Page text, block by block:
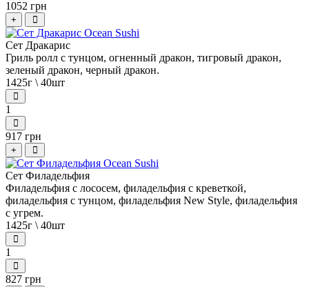
1052 грн
+
Сет Дракарис
Гриль ролл с тунцом, огненный дракон, тигровый дракон,
зеленый дракон, черный дракон.
1425г \ 40шт
1
917 грн
+
Сет Филадельфия
Филадельфия с лососем, филадельфия с креветкой,
филадельфия с тунцом, филадельфия New Style, филадельфия
с угрем.
1425г \ 40шт
1
827 грн